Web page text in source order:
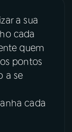
a sua
cada
quem
pontos
a se
cada